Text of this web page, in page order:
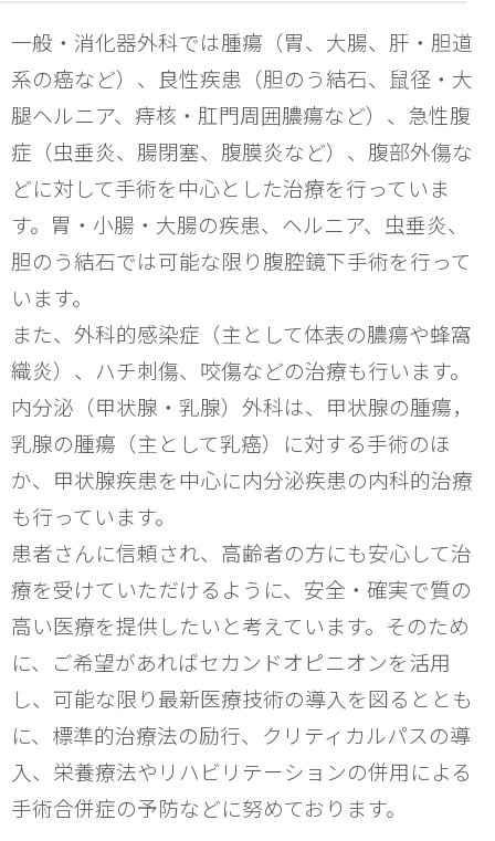
一般・消化器外科では腫瘍（胃、大腸、肝・胆道
系の癌など）、良性疾患（胆のう結石、鼠径・大
腿ヘルニア、痔核・肛門周囲膿瘍など）、急性腹
症（虫垂炎、腸閉塞、腹膜炎など）、腹部外傷な
どに対して手術を中心とした治療を行っていま
す。胃・小腸・大腸の疾患、ヘルニア、虫垂炎、
胆のう結石では可能な限り腹腔鏡下手術を行って
います。
また、外科的感染症（主として体表の膿瘍や蜂窩
織炎）、ハチ刺傷、咬傷などの治療も行います。
内分泌（甲状腺・乳腺）外科は、甲状腺の腫瘍，
乳腺の腫瘍（主として乳癌）に対する手術のほ
か、甲状腺疾患を中心に内分泌疾患の内科的治療
も行っています。
患者さんに信頼され、高齢者の方にも安心して治
療を受けていただけるように、安全・確実で質の
高い医療を提供したいと考えています。そのため
に、ご希望があればセカンドオピニオンを活用
し、可能な限り最新医療技術の導入を図るととも
に、標準的治療法の励行、クリティカルパスの導
入、栄養療法やリハビリテーションの併用による
手術合併症の予防などに努めております。